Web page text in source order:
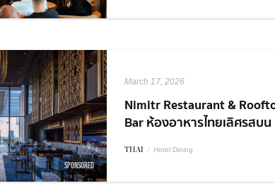
SPONSORED
March 17, 2026
Nimitr Restaurant &
Bar ห้องอาหารไทยเลิศรสบน
THAI / Hotel Dining